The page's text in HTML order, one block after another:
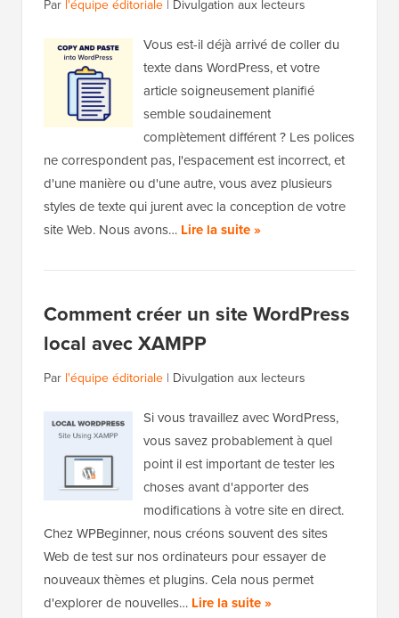
Par l'équipe éditoriale | Divulgation aux lecteurs
Vous est-il déjà arrivé de coller du
texte dans WordPress, et votre
article soigneusement planifié
semble soudainement
complètement différent ? Les polices
ne correspondent pas, l'espacement est incorrect, et
d'une manière ou d'une autre, vous avez plusieurs
styles de texte qui jurent avec la conception de votre
site Web. Nous avons… Lire la suite »
Comment créer un site WordPress
local avec XAMPP
Par l'équipe éditoriale | Divulgation aux lecteurs
Si vous travaillez avec WordPress,
vous savez probablement à quel
point il est important de tester les
choses avant d'apporter des
modifications à votre site en direct.
Chez WPBeginner, nous créons souvent des sites
Web de test sur nos ordinateurs pour essayer de
nouveaux thèmes et plugins. Cela nous permet
d'explorer de nouvelles… Lire la suite »